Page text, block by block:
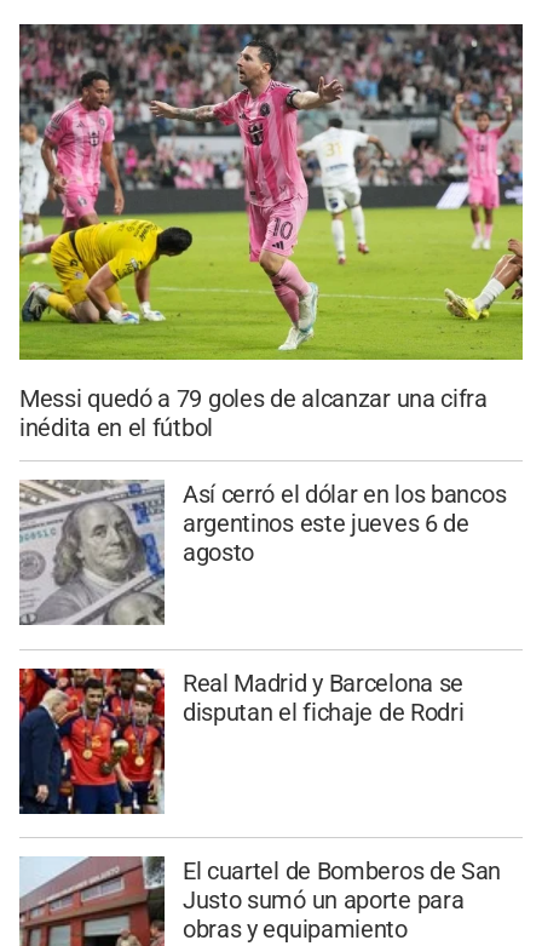
Messi quedó a 79 goles de alcanzar una cifra
inédita en el fútbol
Así cerró el dólar en los bancos
argentinos este jueves 6 de
agosto
Real Madrid y Barcelona se
disputan el fichaje de Rodri
El cuartel de Bomberos de San
Justo sumó un aporte para
obras y equipamiento